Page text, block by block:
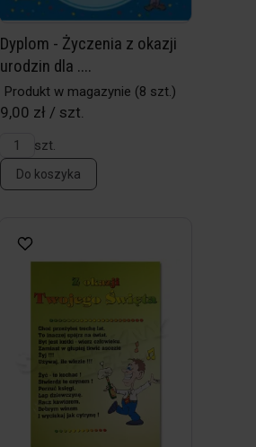
Dyplom - Życzenia z okazji
urodzin dla ....
Produkt w magazynie (8 szt.)
9,00 zł / szt.
szt.
Do koszyka